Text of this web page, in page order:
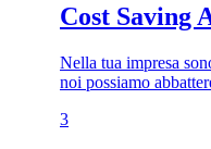
Cost Saving
Nella tua impresa
noi possiamo
3​